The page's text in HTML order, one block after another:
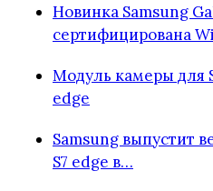
Новинка Samsung
сертифицирована
Модуль камеры для
edge
Samsung выпустит
S7 edge в…